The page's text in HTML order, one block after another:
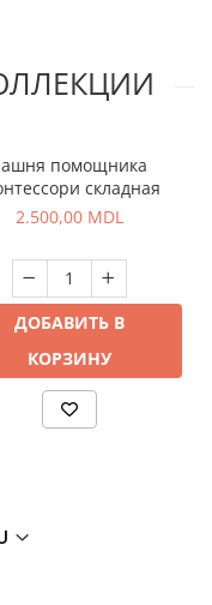
помощника
складная
2.500,00 MDL
ДОБАВИТЬ В
КОРЗИНУ